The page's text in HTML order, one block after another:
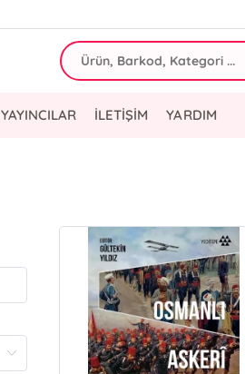
YAYINCILAR İLETİŞİM YARDIM